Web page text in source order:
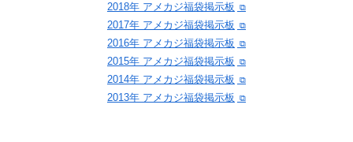
2018年 アメカジ福袋掲示板
2017年 アメカジ福袋掲示板
2016年 アメカジ福袋掲示板
2015年 アメカジ福袋掲示板
2014年 アメカジ福袋掲示板
2013年 アメカジ福袋掲示板